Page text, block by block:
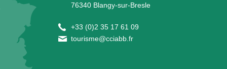
76340 Blangy-sur-Bresle
+33 (0)2 35 17 61 09
tourisme@cciabb.fr